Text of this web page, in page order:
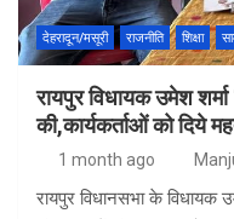
देहरादून/मसूरी राजनीति शिक्षा
रायपुर विधायक उमेश
की,कार्यकर्ताओं को दिये
1 month ago
रायपुर विधानसभा के विधायक